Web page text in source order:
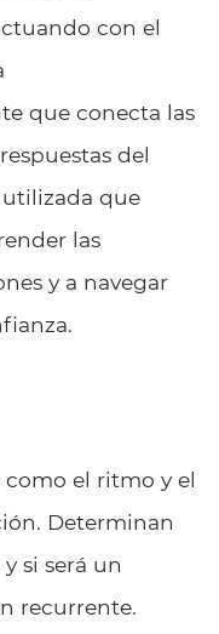
con el
que conecta las
del
que
las
y a navegar
como el ritmo y el
Determinan
si será un
recurrente.